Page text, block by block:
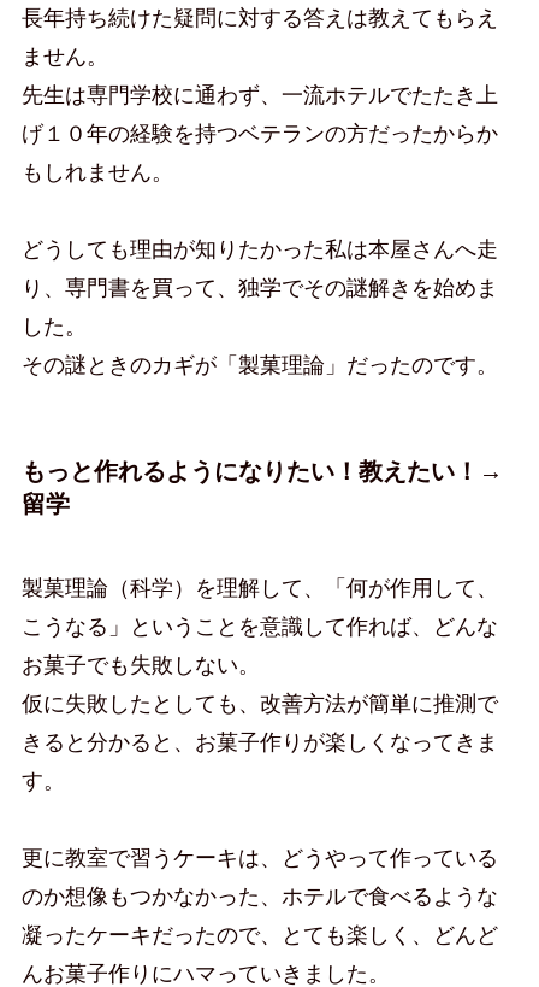
長年持ち続けた疑問に対する答えは教えてもらえ
ません。
先生は専門学校に通わず、一流ホテルでたたき上
げ１０年の経験を持つベテランの方だったからか
もしれません。
どうしても理由が知りたかった私は本屋さんへ走
り、専門書を買って、独学でその謎解きを始めま
した。
その謎ときのカギが「製菓理論」だったのです。
もっと作れるようになりたい！教えたい！→
留学
製菓理論（科学）を理解して、「何が作用して、
こうなる」ということを意識して作れば、どんな
お菓子でも失敗しない。
仮に失敗したとしても、改善方法が簡単に推測で
きると分かると、お菓子作りが楽しくなってきま
す。
更に教室で習うケーキは、どうやって作っている
のか想像もつかなかった、ホテルで食べるような
凝ったケーキだったので、とても楽しく、どんど
んお菓子作りにハマっていきました。